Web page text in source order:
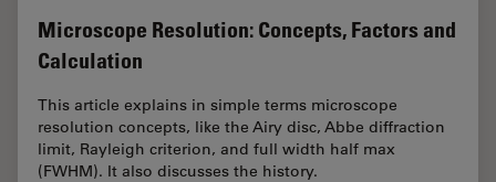
Microscope Resolution: Concepts, Factors and
Calculation
This article explains in simple terms microscope
resolution concepts, like the Airy disc, Abbe diffraction
limit, Rayleigh criterion, and full width half max
(FWHM). It also discusses the history.